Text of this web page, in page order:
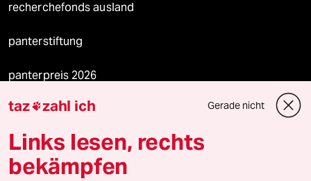
recherchefonds ausland
panterstiftung
panterpreis 2026
Podcast
taz zahl ich Gerade nicht
Links lesen, rechts
bekämpfen